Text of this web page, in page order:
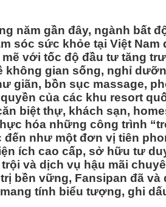
năm gần đây, ngành bất
sóc sức khỏe tại Việt
mẽ với tốc độ đầu tư tăng
không gian sống, nghỉ
giãn, bồn sục massage,
của các khu resort
biệt thự, khách sạn,
hóa những công trình
như một đơn vị tiên
ích cao cấp, sở hữu tư
và dịch vụ hậu mãi
bền vững, Fansipan đã
tính biểu tượng, ghi